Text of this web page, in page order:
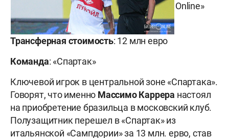
Online»
Трансферная стоимость: 12 млн евро
Команда: «Спартак»
Ключевой игрок в центральной зоне «Спартака».
Говорят, что именно Массимо Каррера настоял
на приобретение бразильца в московский клуб.
Полузащитник перешел в «Спартак» из
итальянской «Сампдории» за 13 млн. ерво, став